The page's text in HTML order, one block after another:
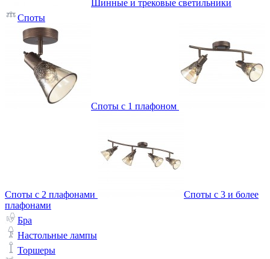
Шинные и трековые светильники
Споты
Споты с 1 плафоном
Споты с 2 плафонами
Споты с 3 и более
плафонами
Бра
Настольные лампы
Торшеры